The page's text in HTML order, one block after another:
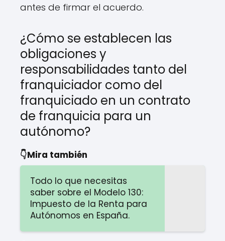
antes de firmar el acuerdo.
¿Cómo se establecen las
obligaciones y
responsabilidades tanto del
franquiciador como del
franquiciado en un contrato
de franquicia para un
autónomo?
👇Mira también
Todo lo que necesitas
saber sobre el Modelo 130:
Impuesto de la Renta para
Autónomos en España.